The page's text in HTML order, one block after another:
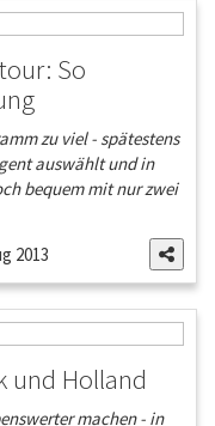
So
zu viel - spätestens
auswählt und in
bequem mit nur zwei
2013
und Holland
machen - in